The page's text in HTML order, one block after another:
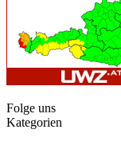
Folge uns
Kategorien